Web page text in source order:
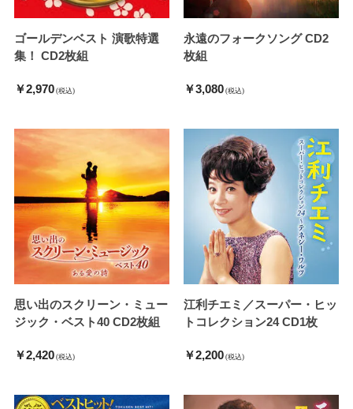
ゴールデンベスト 演歌特選
集！ CD2枚組
￥2,970 (税込)
永遠のフォークソング CD2
枚組
￥3,080 (税込)
思い出のスクリーン・ミュー
ジック・ベスト40 CD2枚組
￥2,420 (税込)
江利チエミ／スーパー・ヒッ
トコレクション24 CD1枚
￥2,200 (税込)